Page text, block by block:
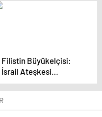
Mazot Zamlarını
Filistin Büyükelçisi:
İsrail Ateşkesi
İstemiyor,
Netanyahu’nun Siyasi
Hayatı Bitmesi